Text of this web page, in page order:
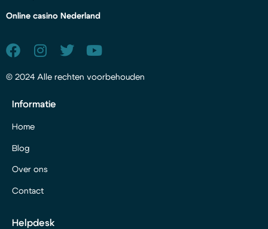
Online casino Nederland
© 2024 Alle rechten voorbehouden
Informatie
Home
Blog
Over ons
Contact
Helpdesk